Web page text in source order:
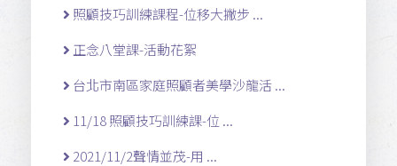
照顧技巧訓練課程-位移大撇步 ...
正念八堂課-活動花絮
台北市南區家庭照顧者美學沙龍活 ...
11/18 照顧技巧訓練課-位 ...
2021/11/2聲情並茂-用 ...